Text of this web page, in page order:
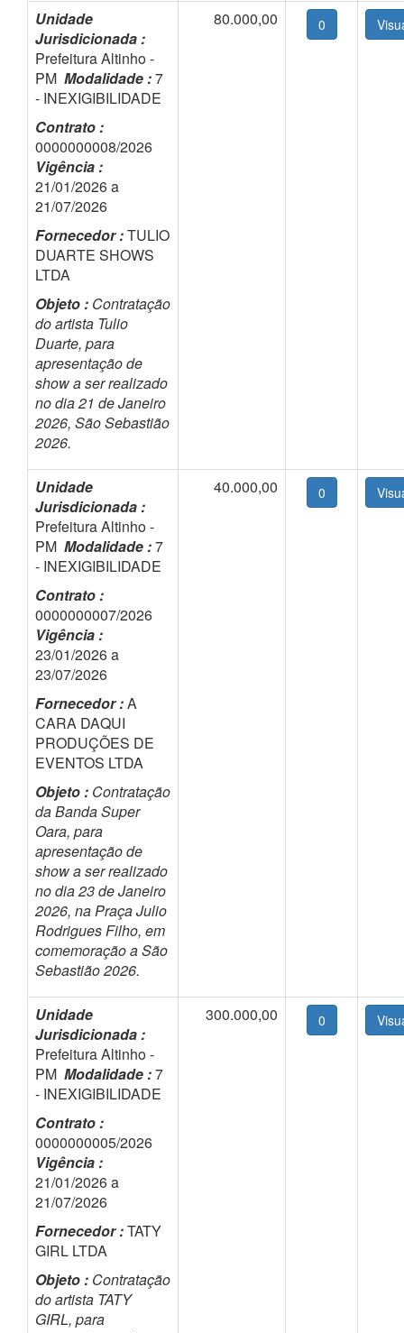
Unidade
Jurisdicionada :
Prefeitura Altinho -
PM Modalidade :7
- INEXIGIBILIDADE
Contrato :
0000000008/2026
Vigência :
21/01/2026 a
21/07/2026
Fornecedor :TULIO
DUARTE SHOWS
LTDA
Objeto : Contratação
do artista Tulio
Duarte, para
apresentação de
show a ser realizado
no dia 21 de Janeiro
2026, São Sebastião
2026.
80.000,00 0
Unidade
Jurisdicionada :
Prefeitura Altinho -
PM Modalidade :7
- INEXIGIBILIDADE
Contrato :
0000000007/2026
Vigência :
23/01/2026 a
23/07/2026
Fornecedor :A
CARA DAQUI
PRODUÇÕES DE
EVENTOS LTDA
Objeto : Contratação
da Banda Super
Oara, para
apresentação de
show a ser realizado
no dia 23 de Janeiro
2026, na Praça Julio
Rodrigues Filho, em
comemoração a São
Sebastião 2026.
40.000,00 0
Unidade
Jurisdicionada :
Prefeitura Altinho -
PM Modalidade :7
- INEXIGIBILIDADE
Contrato :
0000000005/2026
Vigência :
21/01/2026 a
21/07/2026
Fornecedor :TATY
GIRL LTDA
Objeto : Contratação
do artista TATY
GIRL, para
300.000,00 0